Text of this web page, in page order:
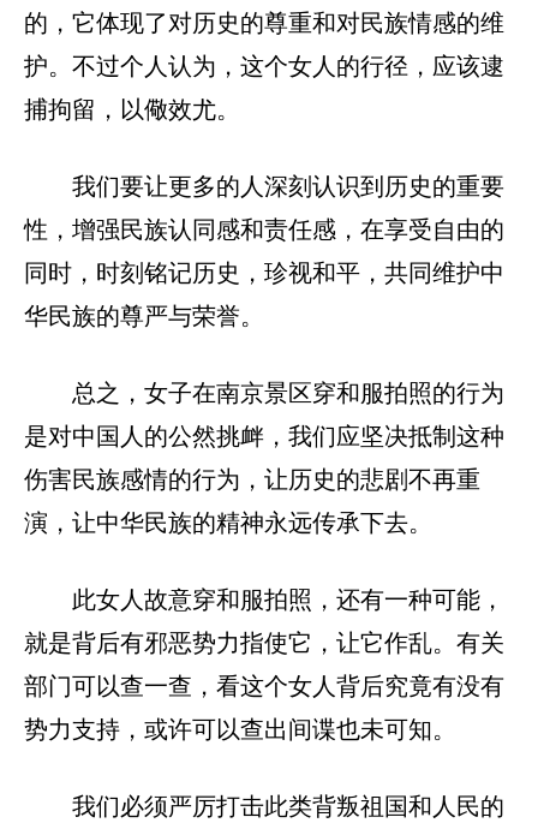
的，它体现了对历史的尊重和对民族情感的维
护。不过个人认为，这个女人的行径，应该逮
捕拘留，以儆效尤。
我们要让更多的人深刻认识到历史的重要
性，增强民族认同感和责任感，在享受自由的
同时，时刻铭记历史，珍视和平，共同维护中
华民族的尊严与荣誉。
总之，女子在南京景区穿和服拍照的行为
是对中国人的公然挑衅，我们应坚决抵制这种
伤害民族感情的行为，让历史的悲剧不再重
演，让中华民族的精神永远传承下去。
此女人故意穿和服拍照，还有一种可能，
就是背后有邪恶势力指使它，让它作乱。有关
部门可以查一查，看这个女人背后究竟有没有
势力支持，或许可以查出间谍也未可知。
我们必须严厉打击此类背叛祖国和人民的